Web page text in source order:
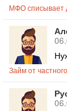
МФО списывает
Займ от